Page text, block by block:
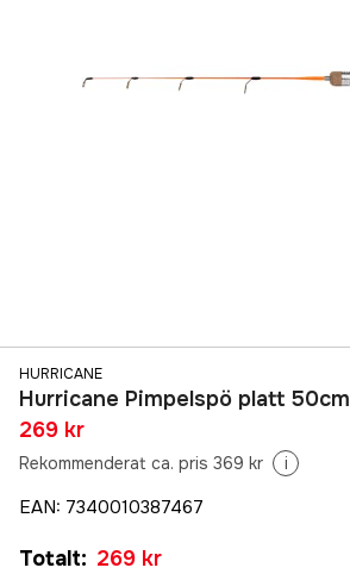
HURRICANE
Hurricane Pimpelspö platt 50cm
269 kr
Rekommenderat ca. pris 369 kr i
EAN: 7340010387467
Totalt: 269 kr